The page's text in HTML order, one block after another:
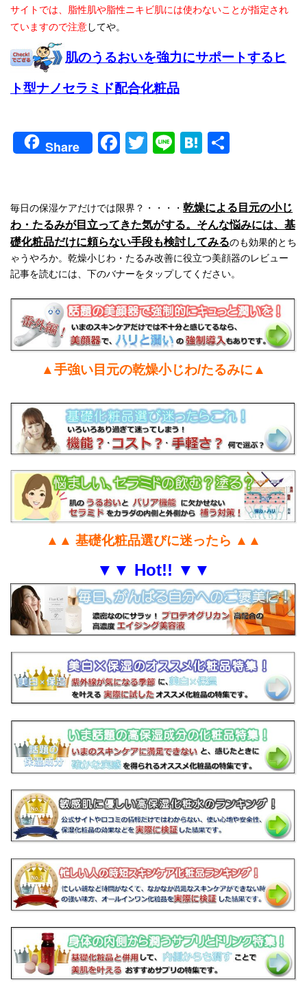
サイトでは、脂性肌や脂性ニキビ肌には使わないことが指定され
ていますので注意してや。
肌のうるおいを強力にサポートするヒ
ト型ナノセラミド配合化粧品
Share Facebook
Twitter
LineHatena
毎日の保湿ケアだけでは限界？・・・・ 乾燥による目元の小じ
わ・たるみが目立ってきた気がする。そんな悩みには、基
礎化粧品だけに頼らない手段も検討してみるのも効果的とち
ゃうやろか。乾燥小じわ・たるみ改善に役立つ美顔器のレビュー
記事を読むには、下のバナーをタップしてください。
▲手強い目元の乾燥小じわ/たるみに▲
▲▲ 基礎化粧品選びに迷ったら ▲▲
▼▼ Hot!! ▼▼